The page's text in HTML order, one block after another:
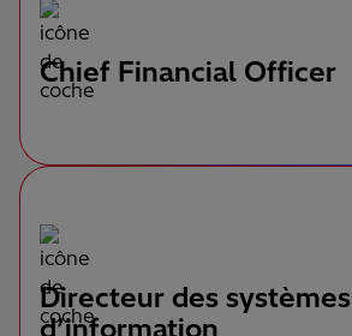
Chief Financial Officer
Directeur des systèmes